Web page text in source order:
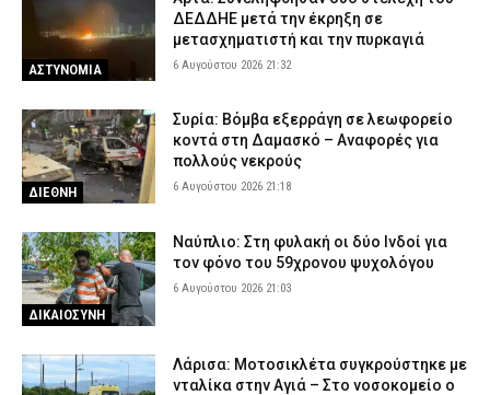
ΑΣΤΥΝΟΜΙΑ
ΔΕΔΔΗΕ μετά την έκρηξη σε
μετασχηματιστή και την πυρκαγιά
6 Αυγούστου 2026 21:32
ΔΙΕΘΝΗ
Συρία: Βόμβα εξερράγη σε λεωφορείο
κοντά στη Δαμασκό – Αναφορές για
πολλούς νεκρούς
6 Αυγούστου 2026 21:18
ΔΙΚΑΙΟΣΥΝΗ
Ναύπλιο: Στη φυλακή οι δύο Ινδοί για
τον φόνο του 59χρονου ψυχολόγου
6 Αυγούστου 2026 21:03
Λάρισα: Μοτοσικλέτα συγκρούστηκε με
νταλίκα στην Αγιά – Στο νοσοκομείο ο